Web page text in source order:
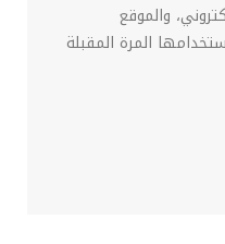
والموقع
المرة المقبلة